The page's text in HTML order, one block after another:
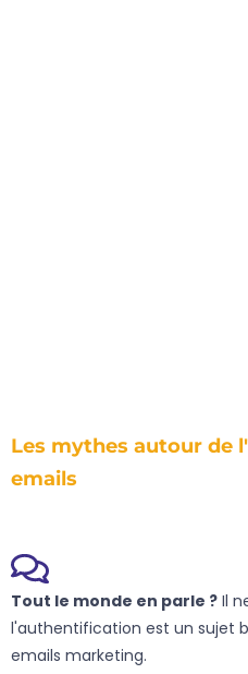
Les mythes autour de
emails
Tout le monde en parle ? Il
l'authentification est un sujet
emails marketing.